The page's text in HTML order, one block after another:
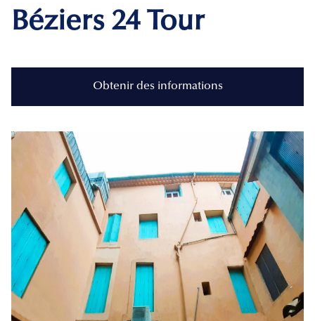
Béziers 24 Tour
Obtenir des informations